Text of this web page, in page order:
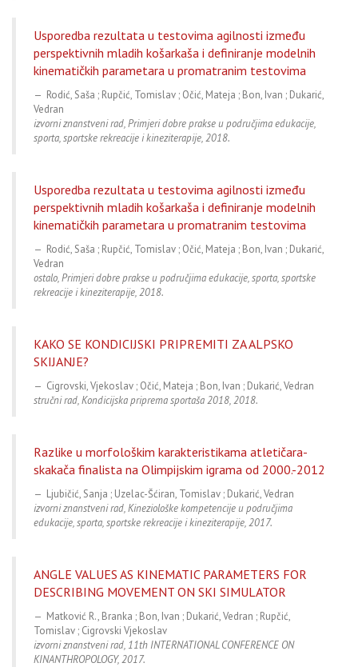
Usporedba rezultata u testovima agilnosti između
perspektivnih mladih košarkaša i definiranje modelnih
kinematičkih parametara u promatranim testovima
Rodić, Saša ; Rupčić, Tomislav ; Očić, Mateja ; Bon, Ivan ; Dukarić,
Vedran
izvorni znanstveni rad, Primjeri dobre prakse u područjima edukacije,
sporta, sportske rekreacije i kineziterapije, 2018.
Usporedba rezultata u testovima agilnosti između
perspektivnih mladih košarkaša i definiranje modelnih
kinematičkih parametara u promatranim testovima
Rodić, Saša ; Rupčić, Tomislav ; Očić, Mateja ; Bon, Ivan ; Dukarić,
Vedran
ostalo, Primjeri dobre prakse u područjima edukacije, sporta, sportske
rekreacije i kineziterapije, 2018.
KAKO SE KONDICIJSKI PRIPREMITI ZA ALPSKO
SKIJANJE?
Cigrovski, Vjekoslav ; Očić, Mateja ; Bon, Ivan ; Dukarić, Vedran
stručni rad, Kondicijska priprema sportaša 2018, 2018.
Razlike u morfološkim karakteristikama atletičara-
skakača finalista na Olimpijskim igrama od 2000.-2012
Ljubičić, Sanja ; Uzelac-Šćiran, Tomislav ; Dukarić, Vedran
izvorni znanstveni rad, Kineziološke kompetencije u područjima
edukacije, sporta, sportske rekreacije i kineziterapije, 2017.
ANGLE VALUES AS KINEMATIC PARAMETERS FOR
DESCRIBING MOVEMENT ON SKI SIMULATOR
Matković R., Branka ; Bon, Ivan ; Dukarić, Vedran ; Rupčić,
Tomislav ; Cigrovski Vjekoslav
izvorni znanstveni rad, 11th INTERNATIONAL CONFERENCE ON
KINANTHROPOLOGY, 2017.